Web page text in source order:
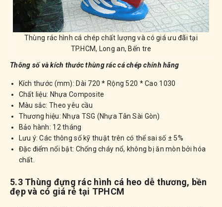
Thùng rác hình cá chép chất lượng và có giá ưu đãi tại
TP.HCM, Long an, Bến tre
Thông số và kích thước thùng rác cá chép chính hãng
Kích thước (mm): Dài 720 * Rộng 520 * Cao 1030
Chất liệu: Nhựa Composite
Màu sắc: Theo yêu cầu
Thương hiệu: Nhựa TSG (Nhựa Tân Sài Gòn)
Bảo hành: 12 tháng
Lưu ý: Các thông số kỹ thuật trên có thể sai số ± 5%
Đặc điểm nổi bật: Chống cháy nổ, không bị ăn mòn bởi hóa
chất.
5.3 Thùng đựng rác hình cá heo dễ thương, bền
đẹp và có giá rẻ tại TPHCM